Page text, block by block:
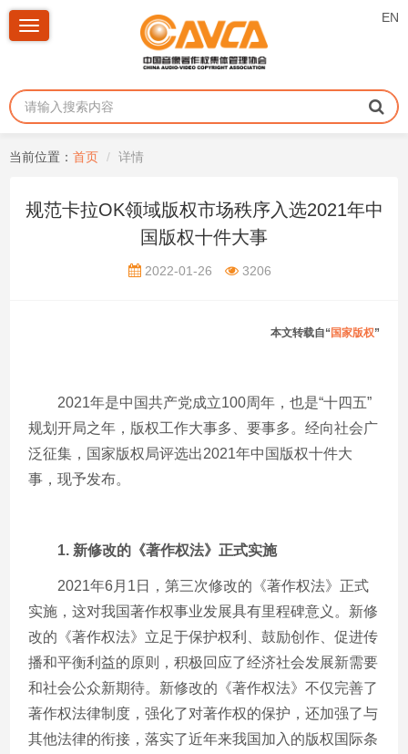
EN
Toggle
当前位置： 首页 详情
规范卡拉OK领域版权市场秩序入选2021年中
国版权十件大事
2022-01-26 3206
本文转载自“国家版权”
2021年是中国共产党成立100周年，也是“十四五”
规划开局之年，版权工作大事多、要事多。经向社会广
泛征集，国家版权局评选出2021年中国版权十件大
事，现予发布。
1. 新修改的《著作权法》正式实施
2021年6月 1 日，第三次修改的《著作权法》正式
实施，这对我国著作权事业发展具有里程碑意义。新修
改的《著作权法》立足于保护权利、鼓励创作、促进传
播和平衡利益的原则，积极回应了经济社会发展新需要
和社会公众新期待。新修改的《著作权法》不仅完善了
著作权法律制度，强化了对著作权的保护，还加强了与
其他法律的衔接，落实了近年来我国加入的版权国际条